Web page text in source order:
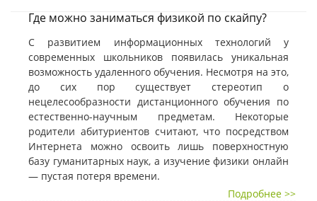
Где можно заниматься физикой по скайпу?
С развитием информационных технологий у
современных школьников появилась уникальная
возможность удаленного обучения. Несмотря на это,
до сих пор существует стереотип о
нецелесообразности дистанционного обучения по
естественно-научным предметам. Некоторые
родители абитуриентов считают, что посредством
Интернета можно освоить лишь поверхностную
базу гуманитарных наук, а изучение физики онлайн
— пустая потеря времени.
Подробнее >>